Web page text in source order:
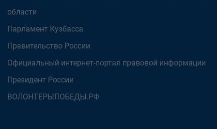
области
Парламент Кузбасса
Правительство России
Официальный интернет-портал правовой информации
Президент России
ВОЛОНТЕРЫПОБЕДЫ.РФ